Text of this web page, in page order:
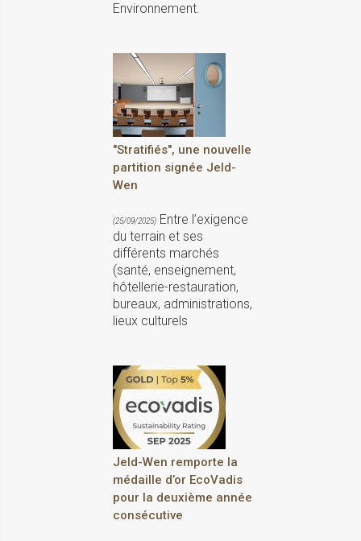
Environnement.
"Stratifiés", une nouvelle
partition signée Jeld-
Wen
(25/09/2025) Entre l’exigence
du terrain et ses
différents marchés
(santé, enseignement,
hôtellerie-restauration,
bureaux, administrations,
lieux culturels
Jeld-Wen remporte la
médaille d’or EcoVadis
pour la deuxième année
consécutive